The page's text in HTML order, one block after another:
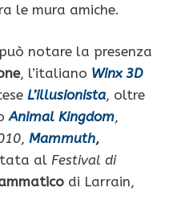
le mura amiche.
notare la presenza
, l’italiano Winx 3D
L’illusionista, oltre
Animal Kingdom,
, Mammuth,
al Festival di
di Larrain,